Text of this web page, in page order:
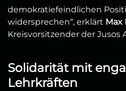
demokratiefeindlichen
widersprechen“, erklärt Max
Kreisvorsitzender der Jusos
Solidarität mit
Lehrkräften